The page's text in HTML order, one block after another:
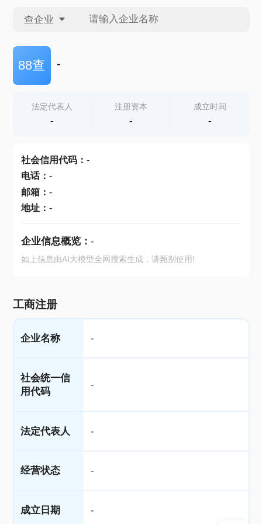
查企业
查企业
查产地
88查 -
法定代表人
-
注册资本
-
成立时间
-
社会信用代码： -
电话： -
邮箱： -
地址： -
企业信息概览： -
如上信息由AI大模型全网搜索生成，请甄别使用!
工商注册
企业名称 -
社会统一信
用代码
-
法定代表人 -
经营状态 -
成立日期 -